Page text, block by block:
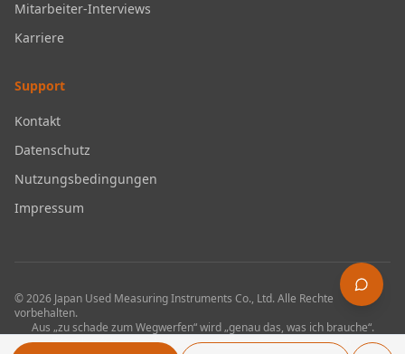
Mitarbeiter-Interviews
Karriere
Support
Kontakt
Datenschutz
Nutzungsbedingungen
Impressum
©2026 Japan Used Measuring Instruments Co., Ltd. Alle Rechte
vorbehalten.
Aus „zu schade zum Wegwerfen“ wird „genau das, was ich brauche“.
Branchenführendes Volumen an gebrauchten Messgeräten.